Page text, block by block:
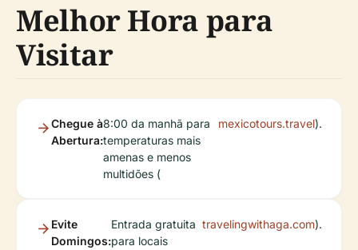
Melhor Hora para
Visitar
Chegue à
Abertura:
8:00 da manhã para
temperaturas mais
amenas e menos
multidões (
mexicotours.travel).
Evite
Domingos:
Entrada gratuita
para locais
travelingwithaga.com).